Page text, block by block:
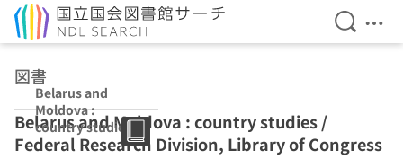
検索を
メ
図書
Belarus and
Moldova :
country studies
/ Federal
Belarus and Moldova : country studies /
Federal Research Division, Library of Congress